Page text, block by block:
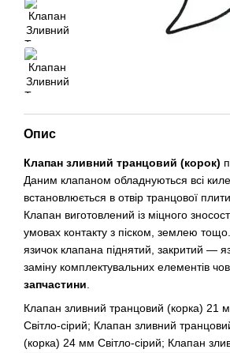
Опис
Клапан зливний транцовий (корок)
Даним клапаном обладнуються всі
встановлюється в отвір транцової
Клапан виготовлений із міцного
умовах контакту з піском, землею
язичок клапана піднятий, закритий —
заміну комплектувальних елементів
запчастини
Клапан зливний транцовий (корка)
Світло-сірий; Клапан зливний
(корка) 24 мм Світло-сірий; Клапан